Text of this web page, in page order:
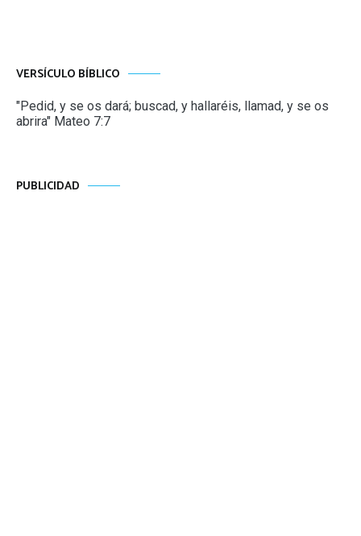
VERSÍCULO BÍBLICO
"Pedid, y se os dará; buscad, y hallaréis, llamad, y se os
abrira" Mateo 7:7
PUBLICIDAD